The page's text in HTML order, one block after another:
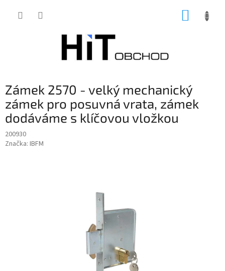
Zámek 2570 - velký mechanický
zámek pro posuvná vrata, zámek
dodáváme s klíčovou vložkou
200930
Značka: IBFM